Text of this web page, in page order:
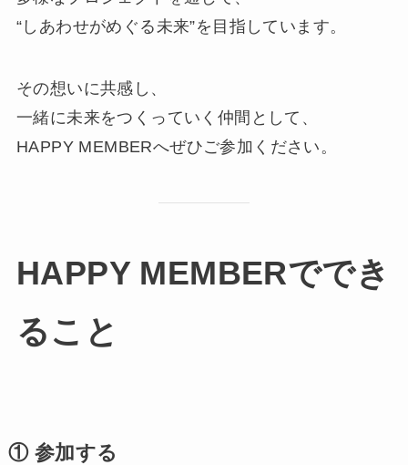
“しあわせがめぐる未来”を目指しています。
その想いに共感し、
一緒に未来をつくっていく仲間として、
HAPPY MEMBERへぜひご参加ください。
HAPPY MEMBERででき
ること
① 参加する